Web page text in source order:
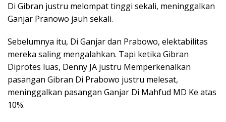
Di Gibran justru melompat tinggi sekali, meninggalkan
Ganjar Pranowo jauh sekali.
Sebelumnya itu, Di Ganjar dan Prabowo, elektabilitas
mereka saling mengalahkan. Tapi ketika Gibran
Diprotes luas, Denny JA justru Memperkenalkan
pasangan Gibran Di Prabowo justru melesat,
meninggalkan pasangan Ganjar Di Mahfud MD Ke atas
10%.